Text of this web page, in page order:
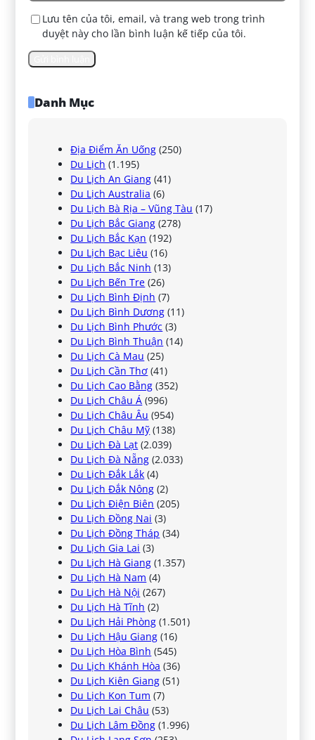
Lưu tên của tôi, email, và trang web trong trình
duyệt này cho lần bình luận kế tiếp của tôi.
Danh Mục
Địa Điểm Ăn Uống (250)
Du Lịch (1.195)
Du Lịch An Giang (41)
Du Lịch Australia (6)
Du Lịch Bà Rịa – Vũng Tàu (17)
Du Lịch Bắc Giang (278)
Du Lịch Bắc Kạn (192)
Du Lịch Bạc Liêu (16)
Du Lịch Bắc Ninh (13)
Du Lịch Bến Tre (26)
Du Lịch Bình Định (7)
Du Lịch Bình Dương (11)
Du Lịch Bình Phước (3)
Du Lịch Bình Thuận (14)
Du Lịch Cà Mau (25)
Du Lịch Cần Thơ (41)
Du Lịch Cao Bằng (352)
Du Lịch Châu Á (996)
Du Lịch Châu Âu (954)
Du Lịch Châu Mỹ (138)
Du Lịch Đà Lạt (2.039)
Du Lịch Đà Nẵng (2.033)
Du Lịch Đắk Lắk (4)
Du Lịch Đắk Nông (2)
Du Lịch Điện Biên (205)
Du Lịch Đồng Nai (3)
Du Lịch Đồng Tháp (34)
Du Lịch Gia Lai (3)
Du Lịch Hà Giang (1.357)
Du Lịch Hà Nam (4)
Du Lịch Hà Nội (267)
Du Lịch Hà Tĩnh (2)
Du Lịch Hải Phòng (1.501)
Du Lịch Hậu Giang (16)
Du Lịch Hòa Bình (545)
Du Lịch Khánh Hòa (36)
Du Lịch Kiên Giang (51)
Du Lịch Kon Tum (7)
Du Lịch Lai Châu (53)
Du Lịch Lâm Đồng (1.996)